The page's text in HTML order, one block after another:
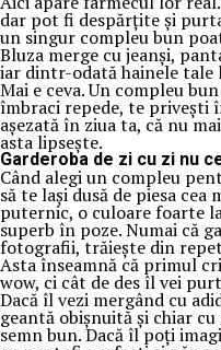
dar pot fi despărțite și
un singur compleu bun
Bluza merge cu jeanși,
iar dintr-odată hainele tale
Mai e ceva. Un compleu
îmbraci repede, te privești
așezată în ziua ta, că nu
asta lipsește.
Garderoba de zi cu zi nu
Când alegi un compleu
să te lași dusă de piesa
puternic, o culoare foarte
superb în poze. Numai că
fotografii, trăiește din
Asta înseamnă că primul
wow, ci cât de des îl vei
Dacă îl vezi mergând cu
geantă obișnuită și chiar
semn bun. Dacă îl poți